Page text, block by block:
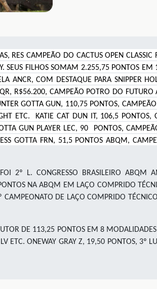
RES CAMPEÃO DO CACTUS OPEN CLASSIC
SEUS FILHOS SOMAM 2.255,75 PONTOS
ANCR, COM DESTAQUE PARA SNIPPER
R$56.200, CAMPEÃO POTRO DO
GOTTA GUN, 110,75 PONTOS,
ETC. KATIE CAT DUN IT, 106,5 PONTOS,
GUN PLAYER LEC, 90 PONTOS,
GOTTA FRN, 51,5 PONTOS ABQM,
2º L. CONGRESSO BRASILEIRO ABQM
NA ABQM EM LAÇO COMPRIDO
DE LAÇO COMPRIDO
DE 113,25 PONTOS EM 8
ETC. ONEWAY GRAY Z, 19,50 PONTOS, 3º